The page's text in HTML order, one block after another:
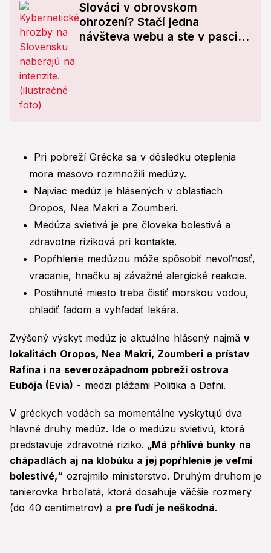
Slováci v obrovskom
ohrození? Stačí jedna
návšteva webu a ste v pasci:
Pri pobreží Grécka sa v dôsledku oteplenia
mora masovo rozmnožili medúzy.
Najviac medúz je hlásených v oblastiach
Oropos, Nea Makri a Zoumberi.
Medúza svietivá je pre človeka bolestivá a
zdravotne riziková pri kontakte.
Popŕhlenie medúzou môže spôsobiť nevoľnosť,
vracanie, hnačku aj závažné alergické reakcie.
Postihnuté miesto treba čistiť morskou vodou,
chladiť ľadom a vyhľadať lekára.
Zvýšený výskyt medúz je aktuálne hlásený najmä v
lokalitách Oropos, Nea Makri, Zoumberi a prístav
Rafina i na severozápadnom pobreží ostrova
Eubója (Evia) - medzi plážami Politika a Dafni.
V gréckych vodách sa momentálne vyskytujú dva
hlavné druhy medúz. Ide o medúzu svietivú, ktorá
predstavuje zdravotné riziko. „Má pŕhlivé bunky na
chápadlách aj na klobúku a jej popŕhlenie je veľmi
bolestivé,“ ozrejmilo ministerstvo. Druhým druhom je
tanierovka hrboľatá, ktorá dosahuje väčšie rozmery
(do 40 centimetrov) a pre ľudí je neškodná.